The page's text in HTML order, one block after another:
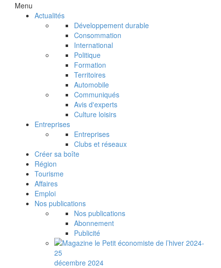
Menu
Actualités
Développement durable
Consommation
International
Politique
Formation
Territoires
Automobile
Communiqués
Avis d'experts
Culture loisirs
Entreprises
Entreprises
Clubs et réseaux
Créer sa boîte
Région
Tourisme
Affaires
Emploi
Nos publications
Nos publications
Abonnement
Publicité
décembre 2024